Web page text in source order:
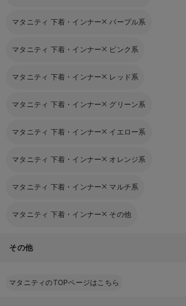
マタニティ 下着・インナー パープル系
マタニティ 下着・インナー ピンク系
マタニティ 下着・インナー レッド系
マタニティ 下着・インナー グリーン系
マタニティ 下着・インナー イエロー系
マタニティ 下着・インナー オレンジ系
マタニティ 下着・インナー マルチ系
マタニティ 下着・インナー その他
その他
マタニティのTOPページはこちら